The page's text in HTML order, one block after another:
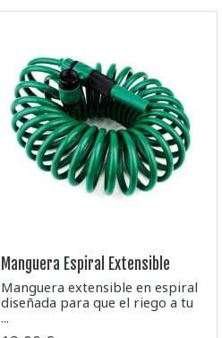
Manguera Espiral Extensible
Manguera extensible en espiral
diseñada para que el riego a tu
...